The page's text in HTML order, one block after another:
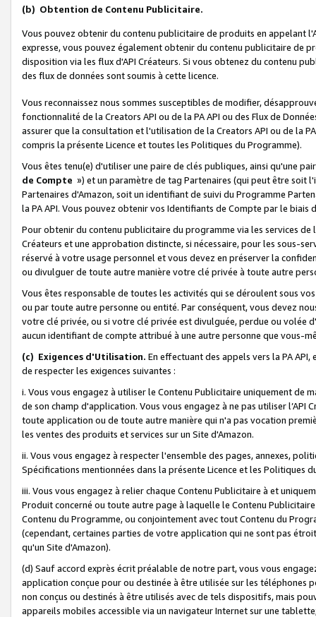
(b) Obtention de Contenu Publicitaire.
Vous pouvez obtenir du contenu publicitaire de produits en appelant
expresse, vous pouvez également obtenir du contenu publicitaire de
disposition via les flux d'API Créateurs. Si vous obtenez du contenu
des flux de données sont soumis à cette licence.
Vous reconnaissez nous sommes susceptibles de modifier,
fonctionnalité de la Creators API ou de la PA API ou des Flux de
assurer que la consultation et l'utilisation de la Creators API ou de la
compris la présente Licence et toutes les Politiques du Programme).
Vous êtes tenu(e) d'utiliser une paire de clés publiques, ainsi qu'une
de Compte ») et un paramètre de tag Partenaires (qui peut être soit
Partenaires d'Amazon, soit un identifiant de suivi du Programme
la PA API. Vous pouvez obtenir vos Identifiants de Compte par le biais
Pour obtenir du contenu publicitaire du programme via les services
Créateurs et une approbation distincte, si nécessaire, pour les sous-
réservé à votre usage personnel et vous devez en préserver la
ou divulguer de toute autre manière votre clé privée à toute autre
Vous êtes responsable de toutes les activités qui se déroulent sous
ou par toute autre personne ou entité. Par conséquent, vous devez
votre clé privée, ou si votre clé privée est divulguée, perdue ou volée
aucun identifiant de compte attribué à une autre personne que vous-
(c) Exigences d'Utilisation. En effectuant des appels vers la PA
de respecter les exigences suivantes :
i. Vous vous engagez à utiliser le Contenu Publicitaire uniquement de
de son champ d'application. Vous vous engagez à ne pas utiliser l’API
toute application ou de toute autre manière qui n'a pas vocation
les ventes des produits et services sur un Site d'Amazon.
ii. Vous vous engagez à respecter l'ensemble des pages, annexes,
Spécifications mentionnées dans la présente Licence et les Politiques
iii. Vous vous engagez à relier chaque Contenu Publicitaire à et
Produit concerné ou toute autre page à laquelle le Contenu
Contenu du Programme, ou conjointement avec tout Contenu du
(cependant, certaines parties de votre application qui ne sont pas
qu'un Site d'Amazon).
(d) Sauf accord exprès écrit préalable de notre part, vous vous
application conçue pour ou destinée à être utilisée sur les téléphones
non conçus ou destinés à être utilisés avec de tels dispositifs, mais
appareils mobiles accessible via un navigateur Internet sur une